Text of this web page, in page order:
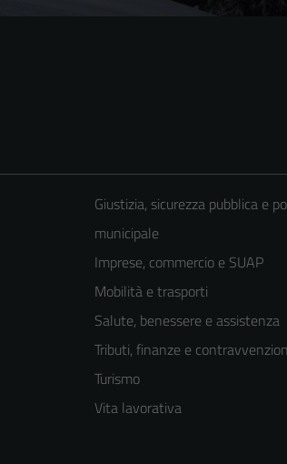
Giustizia, sicurezza pubblica e
municipale
Imprese, commercio e SUAP
Mobilità e trasporti
Salute, benessere e assistenza
Tributi, finanze e
Turismo
Vita lavorativa